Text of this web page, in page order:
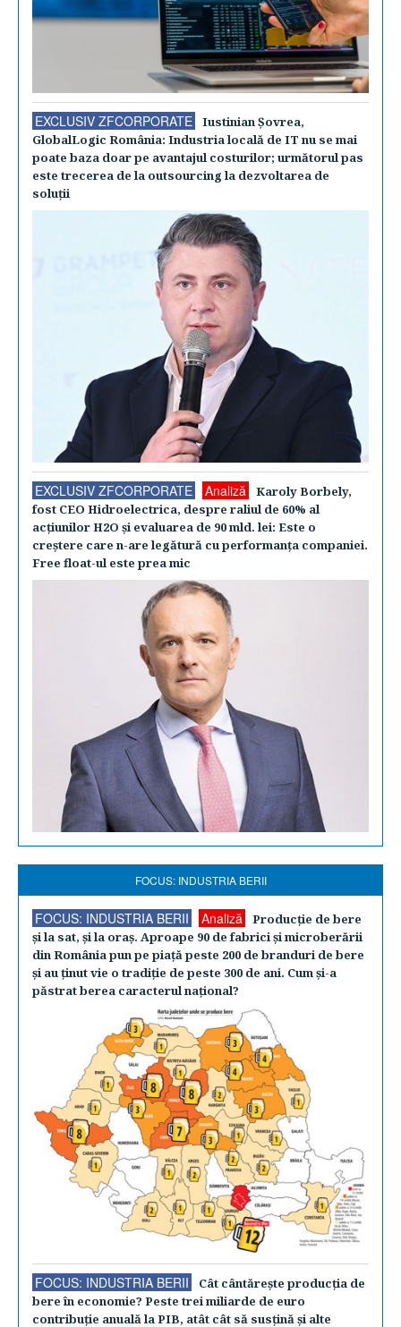
EXCLUSIV ZFCORPORATE
Iustinian Şovrea,
GlobalLogic România: Industria locală de IT nu se mai
poate baza doar pe avantajul costurilor; următorul pas
este trecerea de la outsourcing la dezvoltarea de
soluţii
EXCLUSIV ZFCORPORATE Analiză
Karoly Borbely,
fost CEO Hidroelectrica, despre raliul de 60% al
acţiunilor H2O şi evaluarea de 90 mld. lei: Este o
creştere care n-are legătură cu performanţa companiei.
Free float-ul este prea mic
FOCUS: INDUSTRIA BERII
FOCUS: INDUSTRIA BERII Analiză
Producţie de bere
şi la sat, şi la oraş. Aproape 90 de fabrici şi microberării
din România pun pe piaţă peste 200 de branduri de bere
şi au ţinut vie o tradiţie de peste 300 de ani. Cum şi-a
păstrat berea caracterul naţional?
FOCUS: INDUSTRIA BERII
Cât cântăreşte producţia de
bere în economie? Peste trei miliarde de euro
contribuţie anuală la PIB, atât cât să susţină şi alte